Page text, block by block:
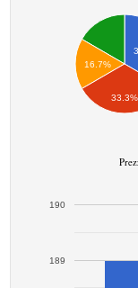
16.7%
33.3%
189
190